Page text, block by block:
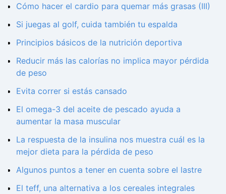
Cómo hacer el cardio para quemar más grasas (III)
Si juegas al golf, cuida también tu espalda
Principios básicos de la nutrición deportiva
Reducir más las calorías no implica mayor pérdida
de peso
Evita correr si estás cansado
El omega-3 del aceite de pescado ayuda a
aumentar la masa muscular
La respuesta de la insulina nos muestra cuál es la
mejor dieta para la pérdida de peso
Algunos puntos a tener en cuenta sobre el lastre
El teff, una alternativa a los cereales integrales